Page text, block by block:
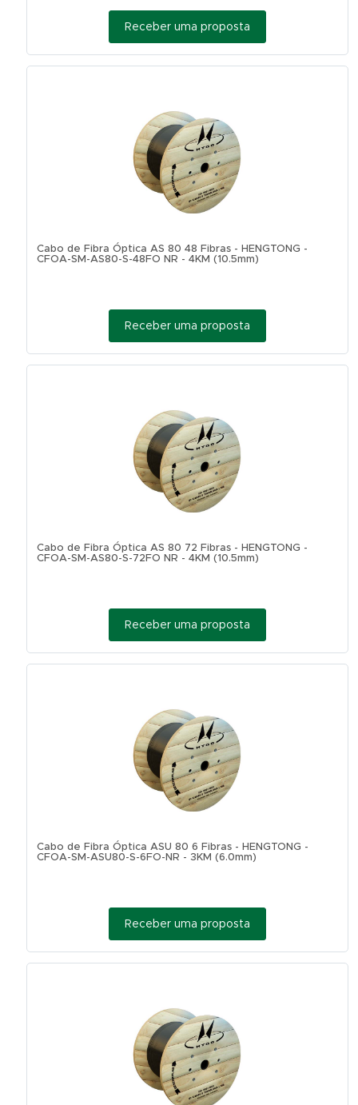
Receber uma proposta
Cabo de Fibra Óptica AS 80 48 Fibras - HENGTONG -
CFOA-SM-AS80-S-48FO NR - 4KM (10.5mm)
Receber uma proposta
Cabo de Fibra Óptica AS 80 72 Fibras - HENGTONG -
CFOA-SM-AS80-S-72FO NR - 4KM (10.5mm)
Receber uma proposta
Cabo de Fibra Óptica ASU 80 6 Fibras - HENGTONG -
CFOA-SM-ASU80-S-6FO-NR - 3KM (6.0mm)
Receber uma proposta